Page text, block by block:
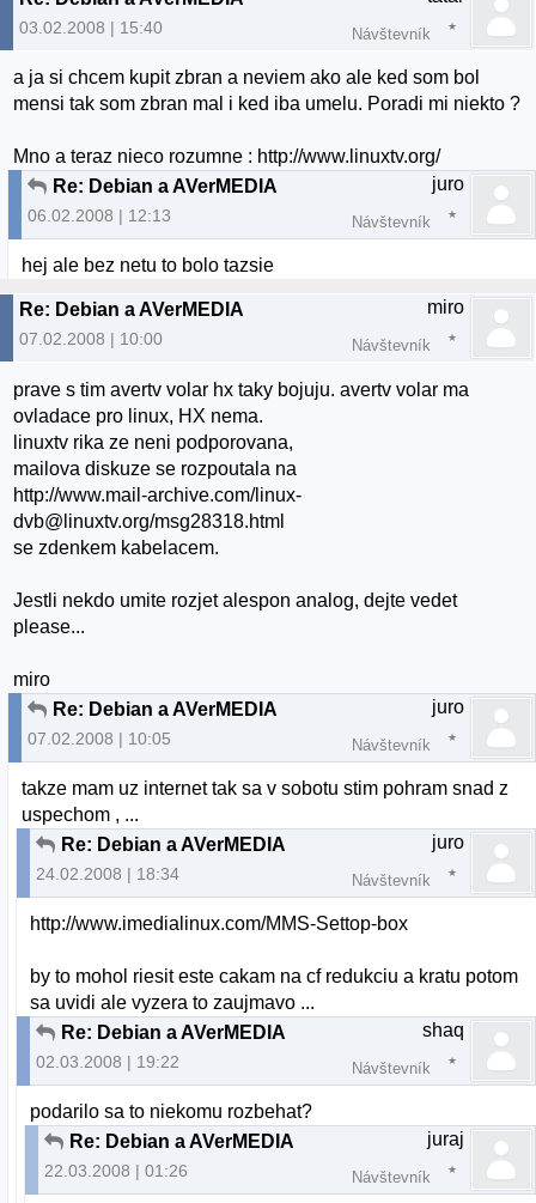
03.02.2008 | 15:40 Návštevník
a ja si chcem kupit zbran a neviem ako ale ked som bol
mensi tak som zbran mal i ked iba umelu. Poradi mi niekto ?
Mno a teraz nieco rozumne : http://www.linuxtv.org/
Re: Debian a AVerMEDIA
06.02.2008 | 12:13
juro
Návštevník
hej ale bez netu to bolo tazsie
Re: Debian a AVerMEDIA
07.02.2008 | 10:00
miro
Návštevník
prave s tim avertv volar hx taky bojuju. avertv volar ma
ovladace pro linux, HX nema.
linuxtv rika ze neni podporovana,
mailova diskuze se rozpoutala na
http://www.mail-archive.com/linux-
dvb@linuxtv.org/msg28318.html
se zdenkem kabelacem.
Jestli nekdo umite rozjet alespon analog, dejte vedet
please...
miro
Re: Debian a AVerMEDIA
07.02.2008 | 10:05
juro
Návštevník
takze mam uz internet tak sa v sobotu stim pohram snad z
uspechom , ...
Re: Debian a AVerMEDIA
24.02.2008 | 18:34
juro
Návštevník
http://www.imedialinux.com/MMS-Settop-box
by to mohol riesit este cakam na cf redukciu a kratu potom
sa uvidi ale vyzera to zaujmavo ...
Re: Debian a AVerMEDIA
02.03.2008 | 19:22
shaq
Návštevník
podarilo sa to niekomu rozbehat?
Re: Debian a AVerMEDIA
22.03.2008 | 01:26
juraj
Návštevník